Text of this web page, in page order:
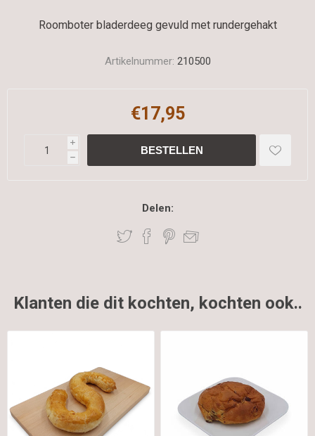
Roomboter bladerdeeg gevuld met rundergehakt
Artikelnummer: 210500
€17,95
i
h
Delen:
Klanten die dit kochten, kochten ook..